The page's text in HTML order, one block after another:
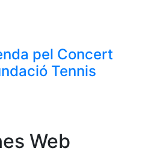
pel Concert
Tennis
Web